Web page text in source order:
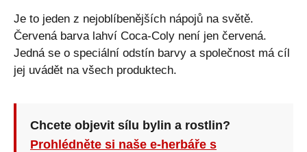
Je to jeden z nejoblíbenějších nápojů na světě.
Červená barva lahví Coca-Coly není jen červená.
Jedná se o speciální odstín barvy a společnost má cíl
jej uvádět na všech produktech.
Chcete objevit sílu bylin a rostlin?
Prohlédněte si naše e-herbáře s